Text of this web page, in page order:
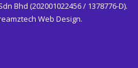
Bhd (202001022456 / 1378776-D).
Web Design.